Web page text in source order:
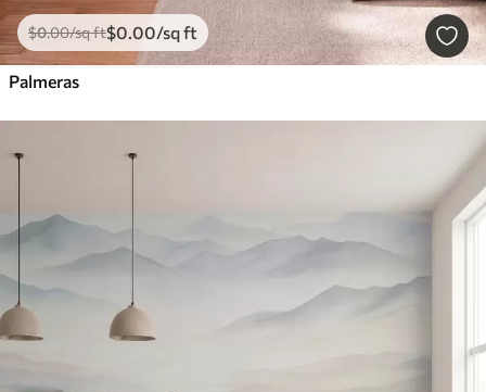
$0.00/sq ft$0 .00/sq ft
Palmeras